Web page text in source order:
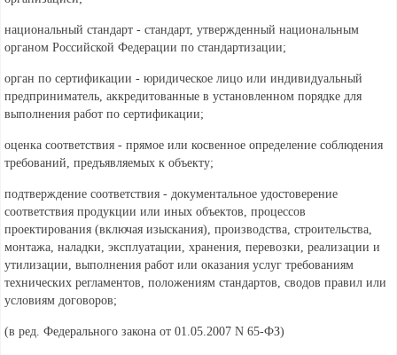
национальный стандарт - стандарт, утвержденный национальным
органом Российской Федерации по стандартизации;
орган по сертификации - юридическое лицо или индивидуальный
предприниматель, аккредитованные в установленном порядке для
выполнения работ по сертификации;
оценка соответствия - прямое или косвенное определение соблюдения
требований, предъявляемых к объекту;
подтверждение соответствия - документальное удостоверение
соответствия продукции или иных объектов, процессов
проектирования (включая изыскания), производства, строительства,
монтажа, наладки, эксплуатации, хранения, перевозки, реализации и
утилизации, выполнения работ или оказания услуг требованиям
технических регламентов, положениям стандартов, сводов правил или
условиям договоров;
(в ред. Федеральногозакона от 01.05.2007 N 65-ФЗ)